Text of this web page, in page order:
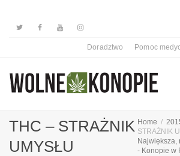
Doradztwo Pomoc
THC – STRAŻNIK
UMYSŁU
Home
STRAŻNIK
Największa,
- Konopie w